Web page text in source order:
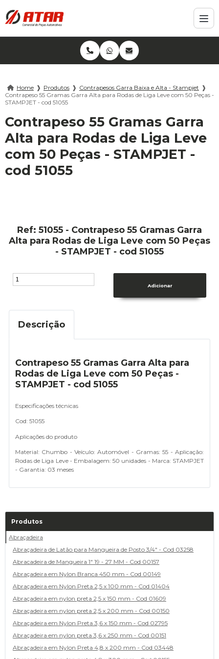
Home ❱ Produtos ❱ Contrapesos Garra Baixa e Alta - Stampjet ❱
Contrapeso 55 Gramas Garra Alta para Rodas de Liga Leve com 50 Peças -
STAMPJET - cod 51055
Contrapeso 55 Gramas Garra
Alta para Rodas de Liga Leve
com 50 Peças - STAMPJET -
cod 51055
Ref: 51055 - Contrapeso 55 Gramas Garra
Alta para Rodas de Liga Leve com 50 Peças
- STAMPJET - cod 51055
Descrição
Contrapeso 55 Gramas Garra Alta para
Rodas de Liga Leve com 50 Peças -
STAMPJET - cod 51055
Especificações técnicas
Cod: 51055
Aplicações do produto
Material: Chumbo - Veículo: Automóvel - Gramas: 55 - Aplicação:
Rodas de Liga Leve - Embalagem: 50 unidades - Marca: STAMPJET
- Garantia: 03 meses
Produtos
Abraçadeira
Abraçadeira de Latão para Mangueira de Posto 3/4" - Cod 03258
Abracadeira de Mangueira 1" 19 - 27 MM - Cod 00157
Abraçadeira em Nylon Branca 450 mm - Cod 00149
Abraçadeira em Nylon Preta 2,5 x 100 mm - Cod 01404
Abraçadeira em nylon preta 2,5 x 150 mm - Cod 01609
Abraçadeira em nylon preta 2,5 x 200 mm - Cod 00150
Abraçadeira em Nylon Preta 3,6 x 150 mm - Cod 02795
Abraçadeira em nylon preta 3,6 x 250 mm - Cod 00151
Abraçadeira em Nylon Preta 4,8 x 200 mm - Cod 03448